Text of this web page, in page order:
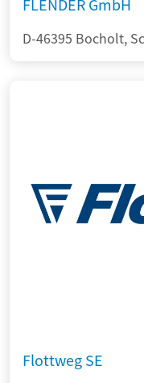
D-46395 Bocholt,
Flottweg SE